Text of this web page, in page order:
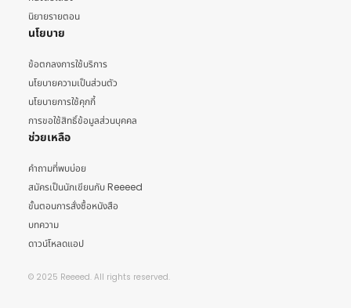
นิยายรายตอน
นโยบาย
ข้อตกลงการใช้บริการ
นโยบายความเป็นส่วนตัว
นโยบายการใช้คุกกี้
การขอใช้สิทธิ์ข้อมูลส่วนบุคคล
ช่วยเหลือ
คำถามที่พบบ่อย
สมัครเป็นนักเขียนกับ Reeeed
ขั้นตอนการสั่งซื้อหนังสือ
บทความ
ดาวน์โหลดแอป
© 2025 Reeeed. All rights reserved.